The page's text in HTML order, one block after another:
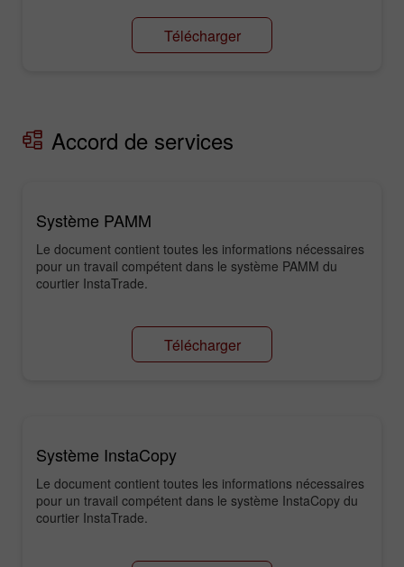
Télécharger
Accord de services
Système PAMM
Le document contient toutes les informations nécessaires
pour un travail compétent dans le système PAMM du
courtier InstaTrade.
Télécharger
Système InstaCopy
Le document contient toutes les informations nécessaires
pour un travail compétent dans le système InstaCopy du
courtier InstaTrade.